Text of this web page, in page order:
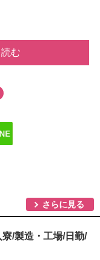
む
さらに見る
寮/製造・工場/日勤/